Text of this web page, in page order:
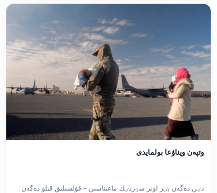
وتپەن ويناۋعا بولمايدى
دٸن دەگەن بٸر اۋىز سٶزدٸڭ ماعىناسىن – قۇلشىلىق قىلۋ دەگەن